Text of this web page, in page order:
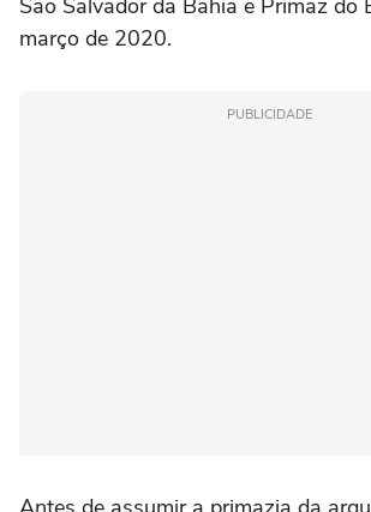
São Salvador da Bahia e Primaz do
março de 2020.
PUBLICIDADE